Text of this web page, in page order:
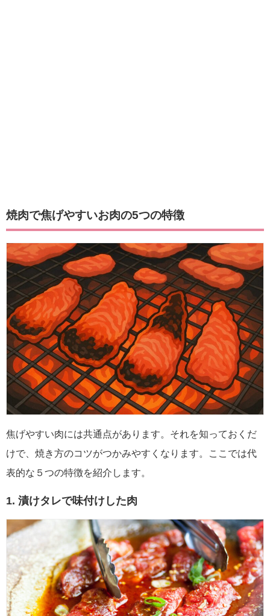
焼肉で焦げやすいお肉の5つの特徴
焦げやすい肉には共通点があります。それを知っておくだ
けで、焼き方のコツがつかみやすくなります。ここでは代
表的な５つの特徴を紹介します。
1. 漬けタレで味付けした肉